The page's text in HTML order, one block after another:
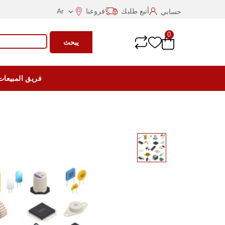
Ar  فروعنا أتبع طلبك حسابي
يبحث
0
فريق